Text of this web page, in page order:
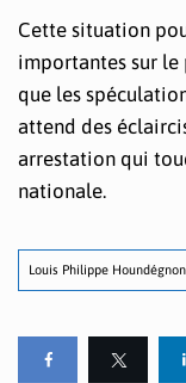
Cette situation
importantes sur
que les
attend des
arrestation qui
nationale.
Louis Philippe Houndégnon